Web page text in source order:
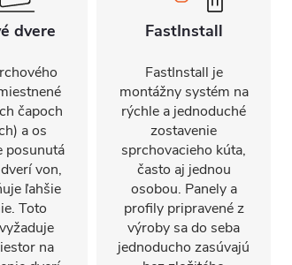
dvere
čapoch
a os
posunutá
von,
ľahšie
Toto
na
FastInstall
FastInstall je
montážny systém na
rýchle a jednoduché
zostavenie
sprchovacieho kúta,
často aj jednou
osobou. Panely a
profily pripravené z
výroby sa do seba
jednoducho zasúvajú